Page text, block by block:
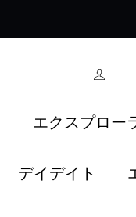
エクスプロー
デイデイト